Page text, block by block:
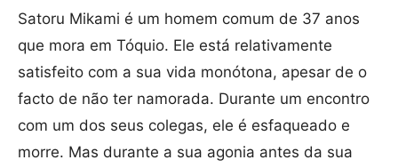
Satoru Mikami é um homem comum de 37 anos
que mora em Tóquio. Ele está relativamente
satisfeito com a sua vida monótona, apesar de o
facto de não ter namorada. Durante um encontro
com um dos seus colegas, ele é esfaqueado e
morre. Mas durante a sua agonia antes da sua